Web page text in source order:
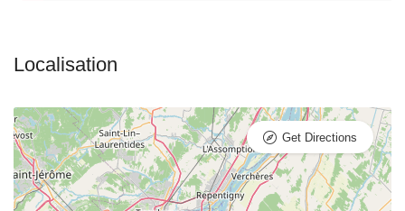
Get Directions